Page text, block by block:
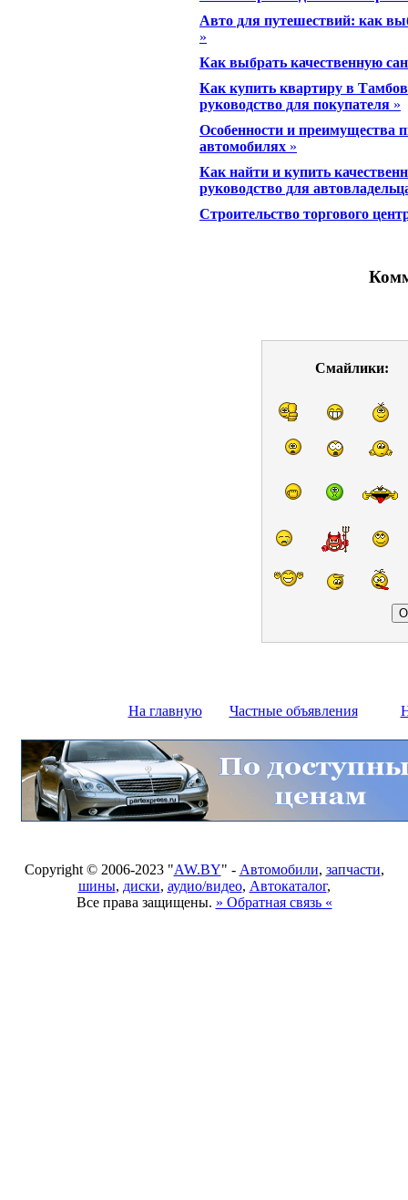
Авто для путешествий: как
»
Как выбрать качественную
Как купить квартиру в
руководство для покупателя »
Особенности и преимущества
автомобилях »
Как найти и купить
руководство для
Строительство торгового
Смайлики:
На главную Частные объявления
Copyright © 2006-2023 "AW.BY" - Автомобили, запчасти,
шины, диски, аудио/видео, Автокаталог,
Все права защищены. » Обратная связь «